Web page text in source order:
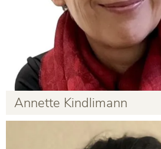
Annette Kindlimann
Annette Kindlimann